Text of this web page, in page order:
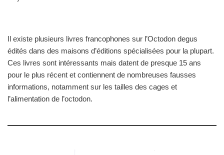
Il existe plusieurs livres francophones sur l’Octodon degus
édités dans des maisons d’éditions spécialisées pour la plupart.
Ces livres sont intéressants mais datent de presque 15 ans
pour le plus récent et contiennent de nombreuses fausses
informations, notamment sur les tailles des cages et
l’alimentation de l’octodon.